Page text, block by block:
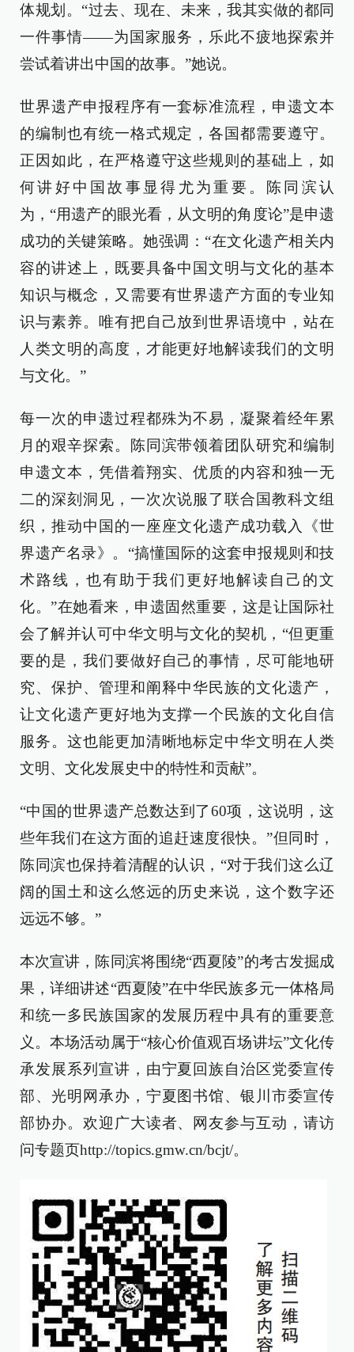
体规划。“过去、现在、未来，我其实做的都同
一件事情——为国家服务，乐此不疲地探索并
尝试着讲出中国的故事。”她说。
世界遗产申报程序有一套标准流程，申遗文本
的编制也有统一格式规定，各国都需要遵守。
正因如此，在严格遵守这些规则的基础上，如
何讲好中国故事显得尤为重要。陈同滨认
为，“用遗产的眼光看，从文明的角度论”是申遗
成功的关键策略。她强调：“在文化遗产相关内
容的讲述上，既要具备中国文明与文化的基本
知识与概念，又需要有世界遗产方面的专业知
识与素养。唯有把自己放到世界语境中，站在
人类文明的高度，才能更好地解读我们的文明
与文化。”
每一次的申遗过程都殊为不易，凝聚着经年累
月的艰辛探索。陈同滨带领着团队研究和编制
申遗文本，凭借着翔实、优质的内容和独一无
二的深刻洞见，一次次说服了联合国教科文组
织，推动中国的一座座文化遗产成功载入《世
界遗产名录》。“搞懂国际的这套申报规则和技
术路线，也有助于我们更好地解读自己的文
化。”在她看来，申遗固然重要，这是让国际社
会了解并认可中华文明与文化的契机，“但更重
要的是，我们要做好自己的事情，尽可能地研
究、保护、管理和阐释中华民族的文化遗产，
让文化遗产更好地为支撑一个民族的文化自信
服务。这也能更加清晰地标定中华文明在人类
文明、文化发展史中的特性和贡献”。
“中国的世界遗产总数达到了60项，这说明，这
些年我们在这方面的追赶速度很快。”但同时，
陈同滨也保持着清醒的认识，“对于我们这么辽
阔的国土和这么悠远的历史来说，这个数字还
远远不够。”
本次宣讲，陈同滨将围绕“西夏陵”的考古发掘成
果，详细讲述“西夏陵”在中华民族多元一体格局
和统一多民族国家的发展历程中具有的重要意
义。本场活动属于“核心价值观百场讲坛”文化传
承发展系列宣讲，由宁夏回族自治区党委宣传
部、光明网承办，宁夏图书馆、银川市委宣传
部协办。欢迎广大读者、网友参与互动，请访
问专题页http://topics.gmw.cn/bcjt/。